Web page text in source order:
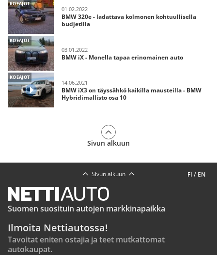
KOEAJOT
01.02.2022
BMW 320e - ladattava kolmonen kohtuullisella
budjetilla
KOEAJOT
03.01.2022
BMW iX - Monella tapaa erinomainen auto
KOEAJOT
14.06.2021
BMW iX3 on täyssähkö kaikilla mausteilla - BMW
Hybridimallisto osa 10
Sivun alkuun
FI / EN
Sivun alkuun
Suomen suosituin autojen markkinapaikka
Ilmoita Nettiautossa!
Tavoitat eniten ostajia ja teet mutkattomat
autokaupat.